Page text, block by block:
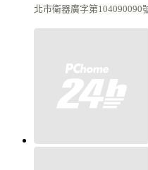
北市衛器廣字第104090090